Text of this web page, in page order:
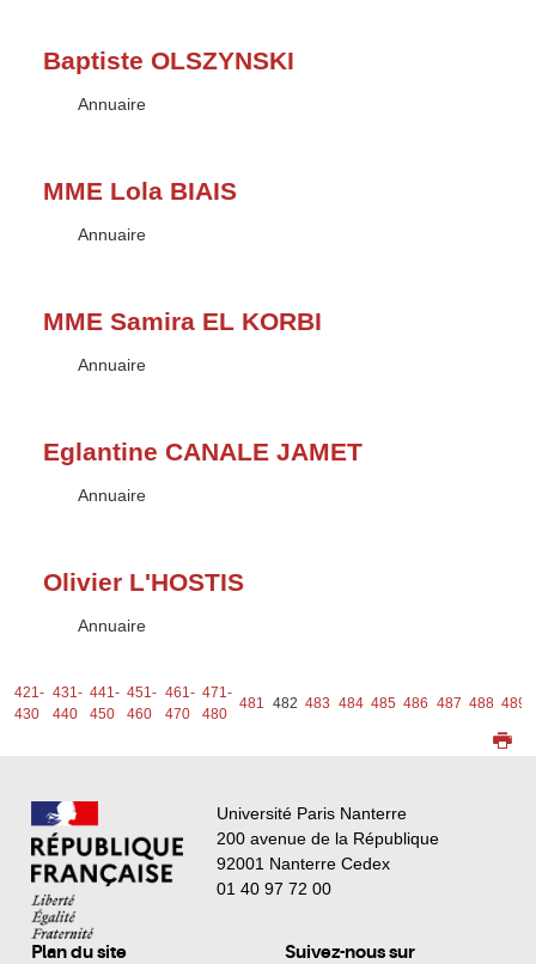
Baptiste OLSZYNSKI
Type :
Annuaire
MME Lola BIAIS
Type :
Annuaire
MME Samira EL KORBI
Type :
Annuaire
Eglantine CANALE JAMET
Type :
Annuaire
Olivier L'HOSTIS
Type :
Annuaire
421-
430
431-
440
441-
450
451-
460
461-
470
471-
480
481 482 483 484 485 486 487 488 489
Université Paris Nanterre
200 avenue de la République
92001 Nanterre Cedex
01 40 97 72 00
Plan du site Suivez-nous sur